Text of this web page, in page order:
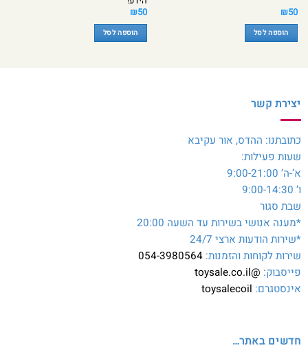
₪50
הוספה לסל
₪50
הוספה לסל
יצירת קשר
כתובתנו: ההדס, אור עקיבא
שעות פעילות:
א’-ה’ 9:00-21:00
ו’ 9:00-14:30
שבת סגור
*מענה אנושי בשירות עד השעה 20:00
*שירות הודעות ארצי 24/7
שירות לקוחות והזמנות: 054-3980564
פייסבוק: @toysale.co.il
אינסטגרם: toysalecoil
חדשים באתר…